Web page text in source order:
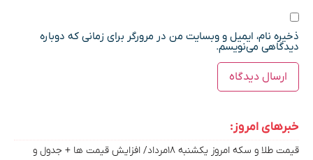
ذخیره نام، ایمیل و وبسایت من در مرورگر برای زمانی که دوباره
دیدگاهی می‌نویسم.
خبرهای امروز:
قیمت طلا و سکه امروز یکشنبه ۱۸مرداد/ افزایش قیمت ها + جدول و